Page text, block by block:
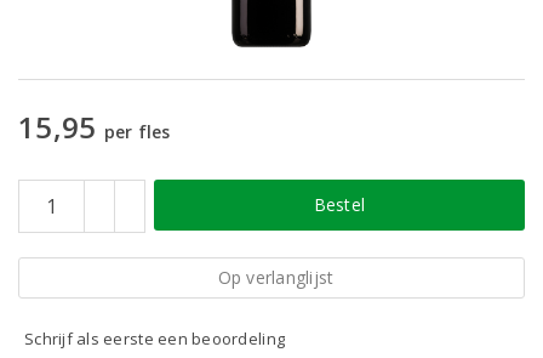
15,95 per fles
Bestel
Op verlanglijst
Schrijf als eerste een beoordeling